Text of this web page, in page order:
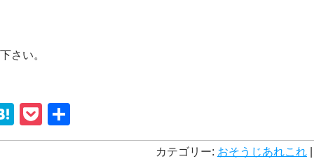
さい。
HatenaPocket
有
カテゴリー: おそうじあれこれ